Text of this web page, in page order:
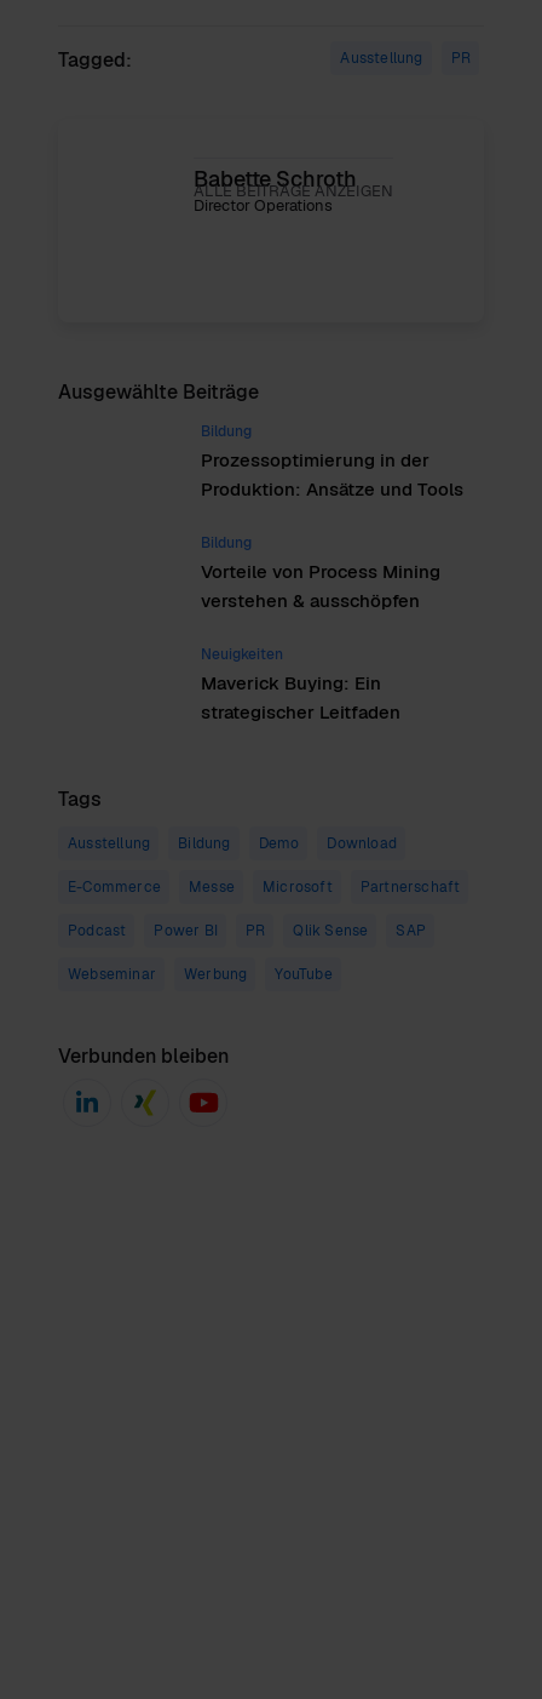
Tagged: Ausstellung PR
Babette Schroth
Director Operations
ALLE BEITRÄGE ANZEIGEN
Ausgewählte Beiträge
Bildung
Prozessoptimierung in der
Produktion: Ansätze und Tools
Bildung
Vorteile von Process Mining
verstehen & ausschöpfen
Neuigkeiten
Maverick Buying: Ein
strategischer Leitfaden
Tags
Ausstellung Bildung Demo Download
E-Commerce Messe Microsoft Partnerschaft
Podcast Power BI PR Qlik Sense SAP
Webseminar Werbung YouTube
Verbunden bleiben